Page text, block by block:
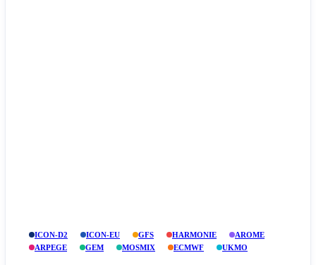
ICON-D2 ICON-EU GFS HARMONIE
AROME
ARPEGE
GEM MOSMIX ECMWF UKMO